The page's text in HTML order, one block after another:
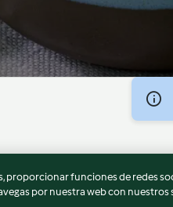
funciones de redes
por nuestra web con nuestros